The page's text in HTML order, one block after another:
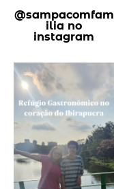
@sampacomfam
ilia no
instagram